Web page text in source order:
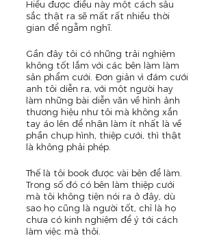
Hiểu được điều này một cách sâu
sắc thật ra sẽ mất rất nhiều thời
gian để ngẫm nghĩ.
Gần đây tôi có những trải nghiệm
không tốt lắm với các bên làm làm
sản phẩm cưới. Đơn giản vì đám cưới
anh tôi diễn ra, với một người hay
làm những bài diễn văn về hình ảnh
thương hiệu như tôi mà không xắn
tay áo lên để nhận làm ít nhất là về
phần chụp hình, thiệp cưới, thì thật
là không phải phép.
Thế là tôi book được vài bên để làm.
Trong số đó có bên làm thiệp cưới
mà tôi không tiện nói ra ở đây, dù
sao họ cũng là người tốt, chỉ là họ
chưa có kinh nghiệm để ý tới cách
làm việc mà thôi.